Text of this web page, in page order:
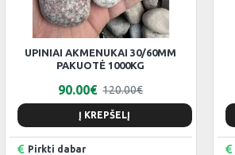
UPINIAI AKMENUKAI 30/60MM
PAKUOTĖ 1000KG
90.00€ 120.00€
Į KREPŠELĮ
Pirkti dabar